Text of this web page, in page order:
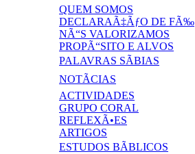
QUEM SOMOS
DECLARAÃ‡ÃƒO DE FÃ‰
NÃ“S VALORIZAMOS
PROPÃ“SITO E ALVOS
PALAVRAS SÃBIAS
NOTÃCIAS
ACTIVIDADES
GRUPO CORAL
REFLEXÃ•ES
ARTIGOS
ESTUDOS BÃBLICOS